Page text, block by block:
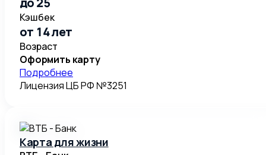
Кэшбек
от 14 лет
Возраст
Оформить карту
Подробнее
Лицензия ЦБ РФ №3251
Карта для жизни